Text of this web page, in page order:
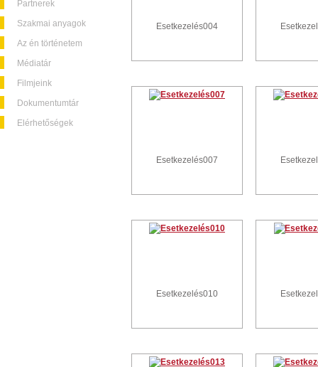
Partnerek
Szakmai anyagok
Az én történetem
Médiatár
Filmjeink
Dokumentumtár
Elérhetőségek
Esetkezelés004
Esetkezelés007
Esetkezelés010